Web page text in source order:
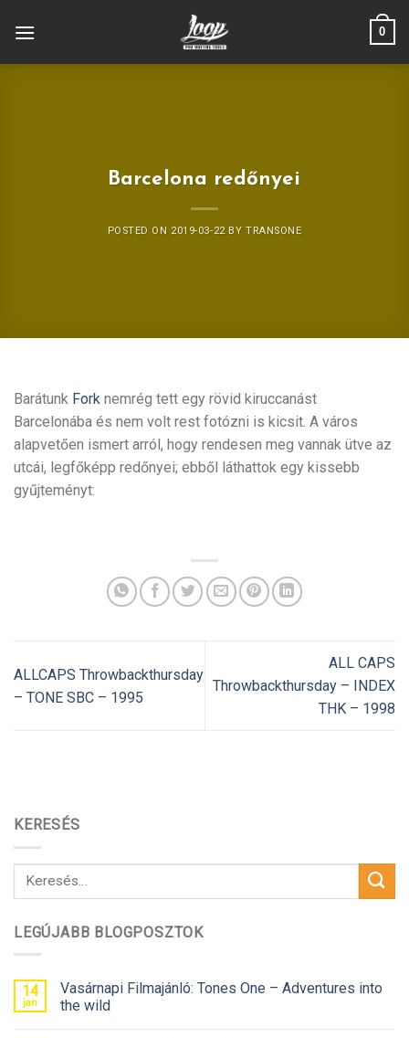
0
Barcelona redőnyei
POSTED ON 2019-03-22 BY TRANSONE
Barátunk Fork nemrég tett egy rövid kiruccanást
Barcelonába és nem volt rest fotózni is kicsit. A város
alapvetően ismert arról, hogy rendesen meg vannak ütve az
utcái, legfőképp redőnyei; ebből láthattok egy kissebb
gyűjteményt:
ALLCAPS Throwbackthursday
– TONE SBC – 1995
ALL CAPS
Throwbackthursday – INDEX
THK – 1998
KERESÉS
LEGÚJABB BLOGPOSZTOK
14
jan
Vasárnapi Filmajánló: Tones One – Adventures into
the wild